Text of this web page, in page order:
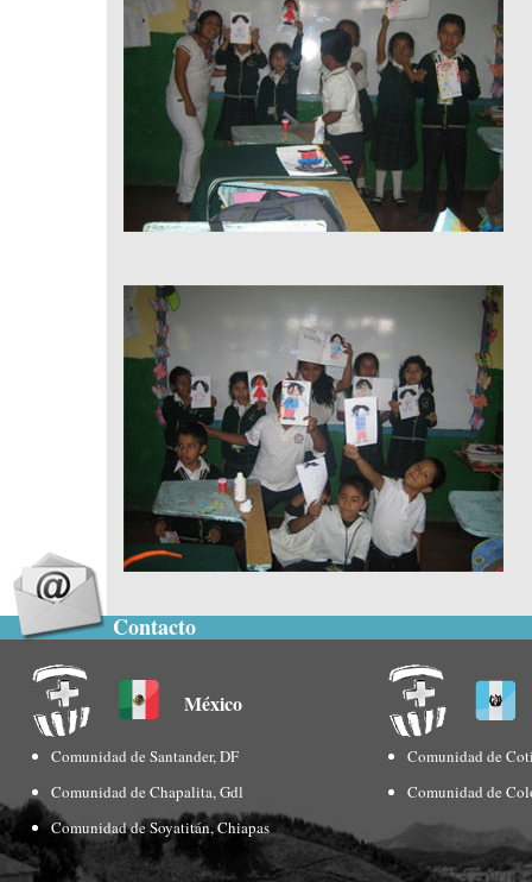
Contacto
México
Comunidad de Santander, DF
Comunidad de Chapalita, Gdl
Comunidad de Soyatitán, Chiapas
Comunidad de
Comunidad de